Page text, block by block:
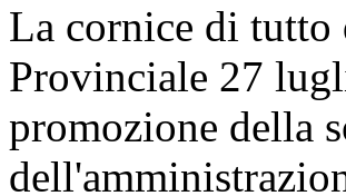
La cornice di tutto
Provinciale 27
promozione della